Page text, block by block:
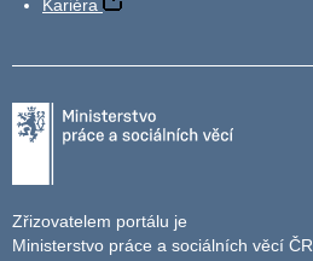
Kariéra
Zřizovatelem portálu je
Ministerstvo práce a sociálních věcí ČR